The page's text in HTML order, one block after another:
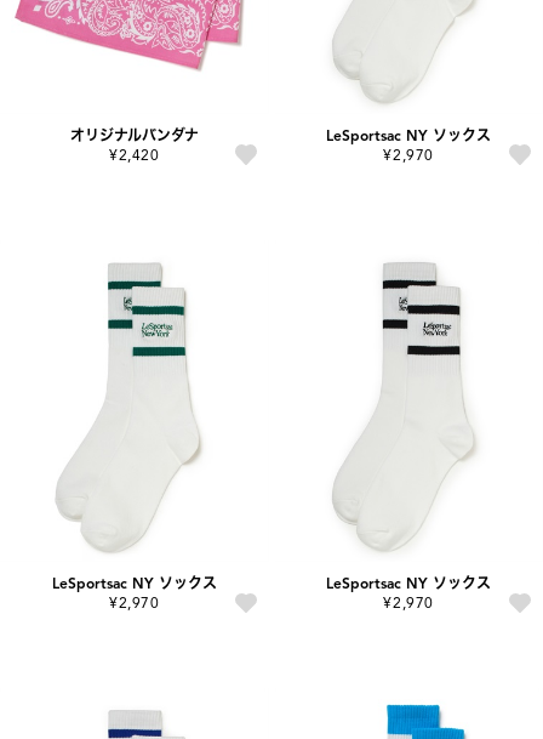
オリジナルバンダナ
¥2,420
LeSportsac NY ソックス
¥2,970
LeSportsac NY ソックス
¥2,970
LeSportsac NY ソックス
¥2,970